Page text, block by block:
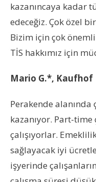
kazanıncaya kadar
edeceğiz. Çok özel
Bizim için çok
TİS hakkımız için
Mario G.*, Kaufhof
Perakende alanında
kazanıyor. Part-
çalışıyorlar.
sağlayacak iyi
işyerinde